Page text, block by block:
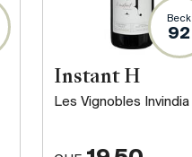
Beck
92
Instant H
Les Vignobles Invindia